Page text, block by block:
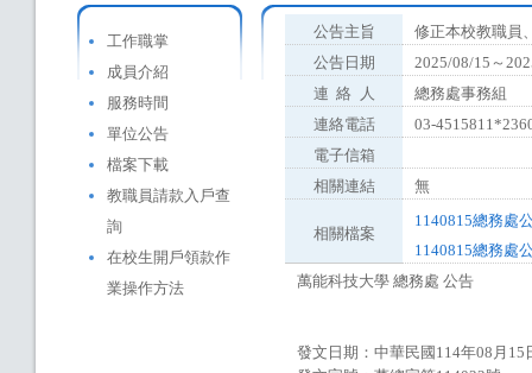
工作職掌
成員介紹
服務時間
單位公告
檔案下載
教職員請款入戶查
詢
在校生開戶領款作
業操作方法
公告主旨
修正本校教職員
公告日期
2025/08/15～
連 絡 人
總務處事務組
連絡電話
03-
電子信箱
相關連結
無
相關檔案
1140815總務處
1140815總務處
萬能科技大學 總務處 公告
發文日期：中華民國114年08月15